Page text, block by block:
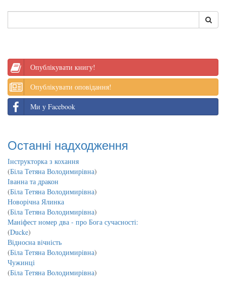
Опублікувати книгу!
Опублікувати оповідання!
Ми у Facebook
Останні надходження
Інструкторка з кохання
(Біла Тетяна Володимирівна)
Іванна та дракон
(Біла Тетяна Володимирівна)
Новорічна Ялинка
(Біла Тетяна Володимирівна)
Маніфест номер два - про Бога сучасності:
(Ducke)
Відносна вічність
(Біла Тетяна Володимирівна)
Чужинці
(Біла Тетяна Володимирівна)